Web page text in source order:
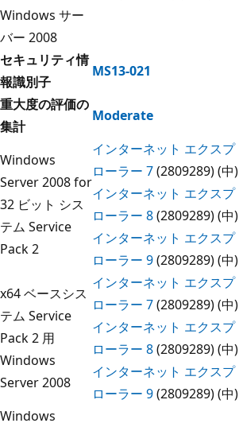
Windows サー
バー 2008
セキュリティ情
報識別子
MS13-021
重大度の評価の
集計
Moderate
Windows
Server 2008 for
32 ビット シス
テム Service
Pack 2
インターネット エクスプ
ローラー 7(2809289) (中)
インターネット エクスプ
ローラー 8(2809289) (中)
インターネット エクスプ
ローラー 9(2809289) (中)
x64 ベースシス
テム Service
Pack 2 用
Windows
Server 2008
インターネット エクスプ
ローラー 7(2809289) (中)
インターネット エクスプ
ローラー 8(2809289) (中)
インターネット エクスプ
ローラー 9(2809289) (中)
Windows